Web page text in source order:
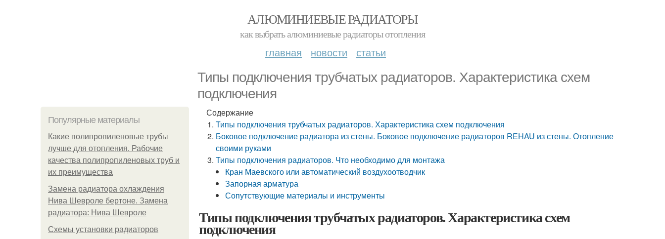
АЛЮМИНИЕВЫЕ РАДИАТОРЫ
как выбрать алюминиевые радиаторы отопления
главная новости статьи
Типы подключения трубчатых радиаторов. Характеристика схем
подключения
Популярные материалы
Какие полипропиленовые трубы
лучше для отопления. Рабочие
качества полипропиленовых труб и
их преимущества
Замена радиатора охлаждения
Нива Шевроле бертоне. Замена
радиатора: Нива Шевроле
Схемы установки радиаторов
Содержание
Типы подключения трубчатых радиаторов. Характеристика схем подключения
Боковое подключение радиатора из стены. Боковое подключение радиаторов REHAU из стены. Отопление
своими руками
Типы подключения радиаторов. Что необходимо для монтажа
Кран Маевского или автоматический воздухоотводчик
Запорная арматура
Сопутствующие материалы и инструменты
Типы подключения трубчатых радиаторов. Характеристика схем
подключения